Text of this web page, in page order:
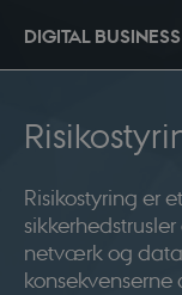
DIGITAL
Risikostyring er
netværk og data
Risikostyring er
netværk og data